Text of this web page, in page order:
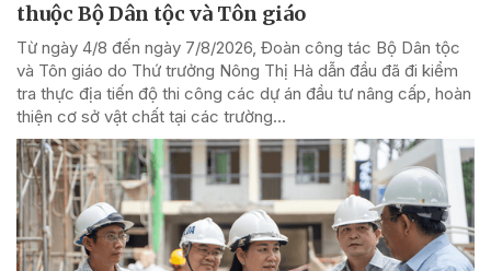
thuộc Bộ Dân tộc và Tôn giáo
Từ ngày 4/8 đến ngày 7/8/2026, Đoàn công tác Bộ Dân tộc
và Tôn giáo do Thứ trưởng Nông Thị Hà dẫn đầu đã đi kiểm
tra thực địa tiến độ thi công các dự án đầu tư nâng cấp, hoàn
thiện cơ sở vật chất tại các trường...